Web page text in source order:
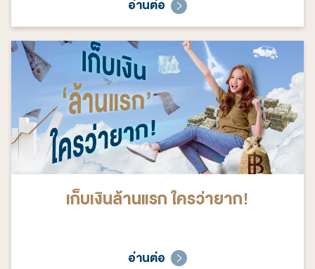
อ่านต่อ
เก็บเงินล้านแรก ใครว่ายาก!
อ่านต่อ